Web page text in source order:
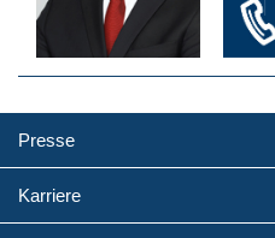
Presse
Karriere